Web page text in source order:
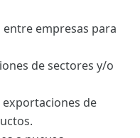
empresas para
de sectores y/o
de